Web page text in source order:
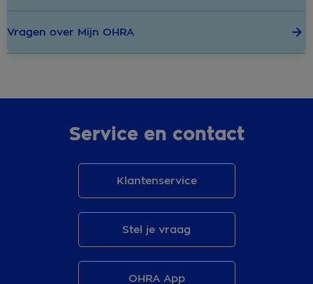
Vragen over Mijn OHRA
Service en contact
Klantenservice
Stel je vraag
OHRA App